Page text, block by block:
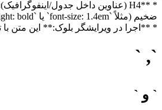
ضخیم (مثلاً `font-size: 1.4em` یا `22px`، `font-weight: bold`).
* **اجرا در ویرایشگر بلوک:** این متن
`, `
` و `